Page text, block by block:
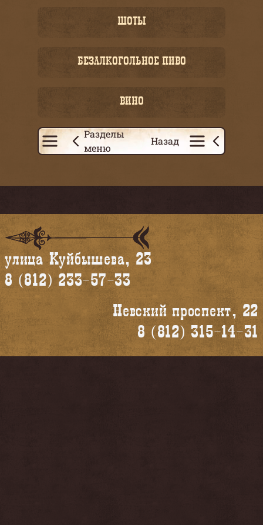
ШОТЫ
БЕЗАЛКОГОЛЬНОЕ ПИВО
ВИНО
Разделы
меню
Назад
улица Куйбышева, 23
8 (812) 233-57-33
Невский проспект, 22
8 (812) 315-14-31